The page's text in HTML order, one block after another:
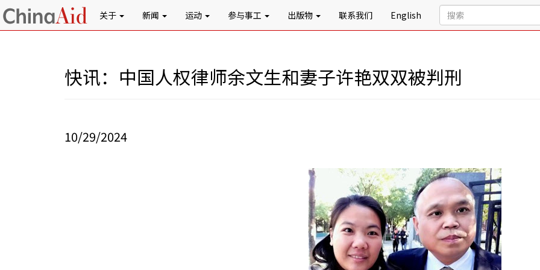
关于 新闻 运动 参与事工 出版物 联系我们 English
快讯：中国人权律师余文生和妻子许艳双双被判刑
10/29/2024